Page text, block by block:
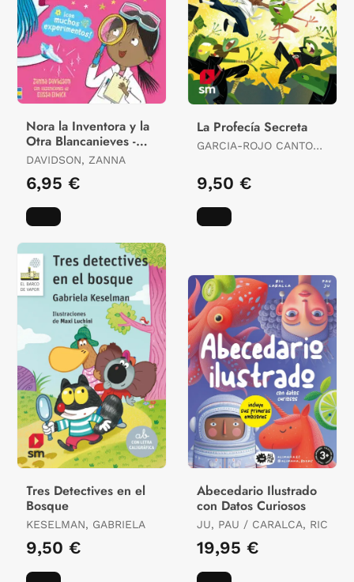
Nora la Inventora y la
Otra Blancanieves -
Libro 7
DAVIDSON, ZANNA
6,95 €
La Profecía Secreta
GARCIA-ROJO CANTON,
9,50 €
Tres Detectives en el
Bosque
KESELMAN, GABRIELA
9,50 €
Abecedario Ilustrado
con Datos Curiosos
JU, PAU / CARALCA, RIC
19,95 €